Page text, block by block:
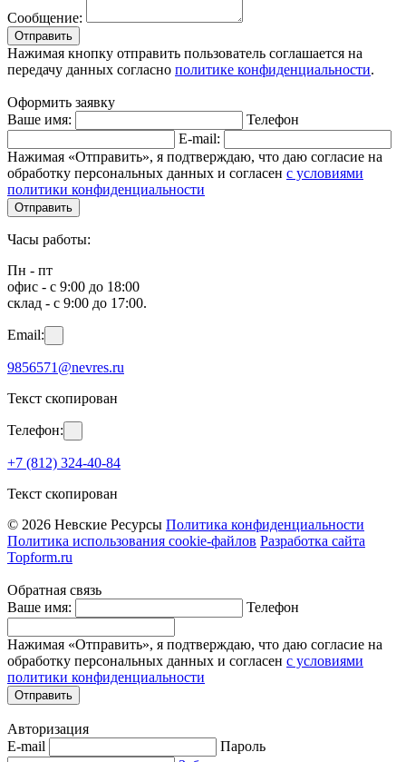
Сообщение:
Отправить
Нажимая кнопку отправить пользователь соглашается на
передачу данных согласно политике конфиденциальности.
Оформить заявку
Ваше имя:
Телефон
E-mail:
Нажимая «Отправить», я подтверждаю, что даю согласие на
обработку персональных данных и согласен с условиями
политики конфиденциальности
Отправить
Часы работы:
Пн - пт
офис - с 9:00 до 18:00
склад - с 9:00 до 17:00.
Email:
9856571@nevres.ru
Текст скопирован
Телефон:
+7 (812) 324-40-84
Текст скопирован
© 2026 Невские Ресурсы Политика конфиденциальности
Политика использования cookie-файлов Разработка сайта
Topform.ru
Обратная связь
Ваше имя:
Телефон
Нажимая «Отправить», я подтверждаю, что даю согласие на
обработку персональных данных и согласен с условиями
политики конфиденциальности
Отправить
Авторизация
E-mail
Пароль